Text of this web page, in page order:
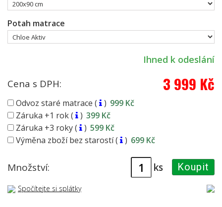
Potah matrace
Ihned k odeslání
Cena s DPH: 3 999 Kč
Odvoz staré matrace ( ) 999 Kč
Záruka +1 rok (
) 399 Kč
Záruka +3 roky (
) 599 Kč
Výměna zboží bez starostí (
) 699 Kč
Množství: ks Koupit
Spočítejte si splátky